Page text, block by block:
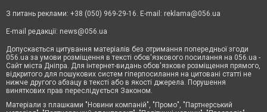
З питань реклами: +38 (050) 969-29-16. E-mail: reklama@056.ua
E-mail редакції: news@056.ua
Допускається цитування матеріалів без отримання попередньої згоди
056.ua за умови розміщення в тексті обов'язкового посилання на 056.ua -
Сайт міста Дніпра. Для інтернет-видань обов'язкове розміщення прямого,
відкритого для пошукових систем гіперпосилання на цитовані статті не
нижче другого абзацу в тексті або в якості джерела. Порушення
виняткових прав переслідується Законом.
Матеріали з плашками "Новини компаній", "Промо", "Партнерський